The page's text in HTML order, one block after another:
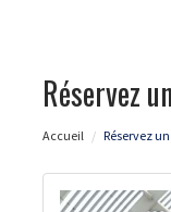
Réservez
Accueil Réservez